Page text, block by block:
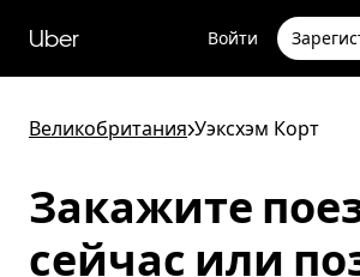
перейти
к
содержимому
Uber Войти
Великобритания>Уэксхэм Корт
Закажите
сейчас или